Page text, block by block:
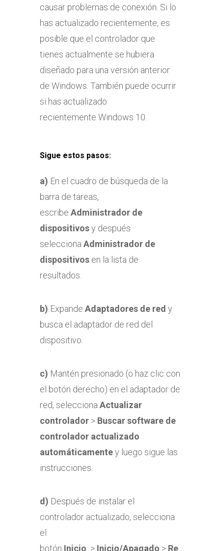
causar problemas de conexión. Si lo
has actualizado recientemente, es
posible que el controlador que
tienes actualmente se hubiera
diseñado para una versión anterior
de Windows. También puede ocurrir
si has actualizado
recientemente Windows 10.
Sigue estos pasos:
a) En el cuadro de búsqueda de la
barra de tareas,
escribe Administrador de
dispositivosy después
selecciona Administrador de
dispositivosen la lista de
resultados.
b) Expande Adaptadores de red y
busca el adaptador de red del
dispositivo.
c) Mantén presionado (o haz clic con
el botón derecho) en el adaptador de
red, selecciona Actualizar
controlador>Buscar software de
controlador actualizado
automáticamentey luego sigue las
instrucciones.
d) Después de instalar el
controlador actualizado, selecciona
el
botón Inicio > Inicio/Apagado > Re